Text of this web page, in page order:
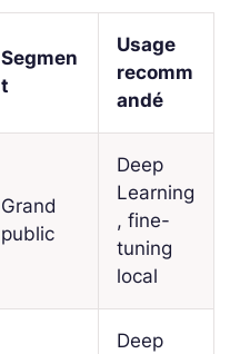
Segmen
t
Usage
recomm
andé
Grand
public
Deep
Learning
, fine-
tuning
local
Deep